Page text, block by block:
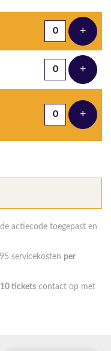
Aantal tickets
+Voeg
+Voeg
+Voeg
actiecode toegepast en
servicekosten per
tickets contact op met